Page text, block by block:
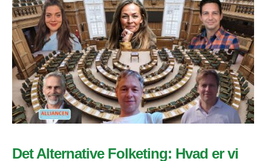
Det Alternative Folketing: Hvad er vi